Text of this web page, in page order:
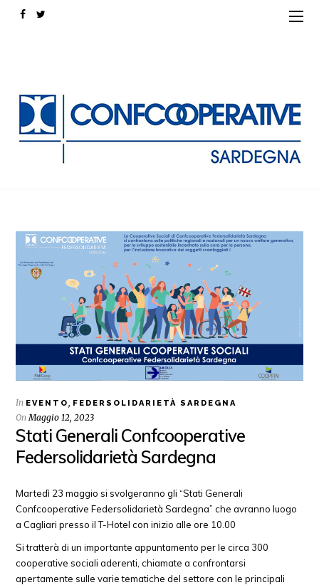
In EVENTO, FEDERSOLIDARIETÀ SARDEGNA
OnMaggio 12, 2023
Stati Generali Confcooperative
Federsolidarietà Sardegna
Martedì 23 maggio si svolgeranno gli “Stati Generali
Confcooperative Federsolidarietà Sardegna” che avranno luogo
a Cagliari presso il T-Hotel con inizio alle ore 10.00
Si tratterà di un importante appuntamento per le circa 300
cooperative sociali aderenti, chiamate a confrontarsi
apertamente sulle varie tematiche del settore con le principali